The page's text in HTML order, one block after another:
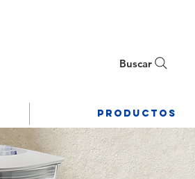
Buscar
PRODUCTOS